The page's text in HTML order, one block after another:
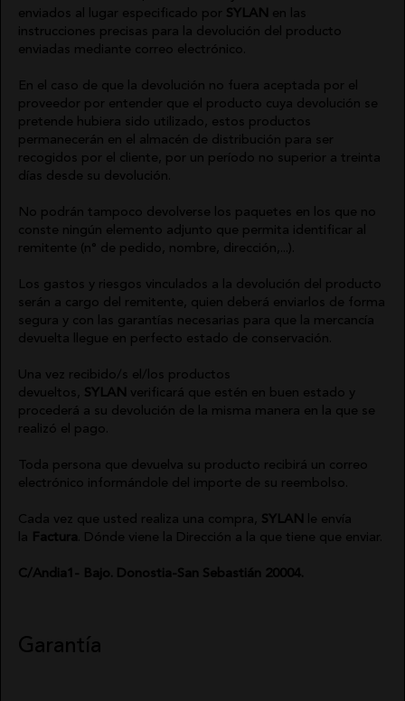
enviados al lugar especificado por SYLAN en las
instrucciones precisas para la devolución del producto
enviadas mediante correo electrónico.
En el caso de que la devolución no fuera aceptada por el
proveedor por entender que el producto cuya devolución se
pretende hubiera sido utilizado, estos productos
permanecerán en el almacén de distribución para ser
recogidos por el cliente, por un período no superior a treinta
días desde su devolución.
No podrán tampoco devolverse los paquetes en los que no
conste ningún elemento adjunto que permita identificar al
remitente (n° de pedido, nombre, dirección,...).
Los gastos y riesgos vinculados a la devolución del producto
serán a cargo del remitente, quien deberá enviarlos de forma
segura y con las garantías necesarias para que la mercancía
devuelta llegue en perfecto estado de conservación.
Una vez recibido/s el/los productos
devueltos, SYLAN verificará que estén en buen estado y
procederá a su devolución de la misma manera en la que se
realizó el pago.
Toda persona que devuelva su producto recibirá un correo
electrónico informándole del importe de su reembolso.
Cada vez que usted realiza una compra, SYLAN le envía
la Factura . Dónde viene la Dirección a la que tiene que enviar.
C/Andia1- Bajo. Donostia-San Sebastián 20004.
Garantía